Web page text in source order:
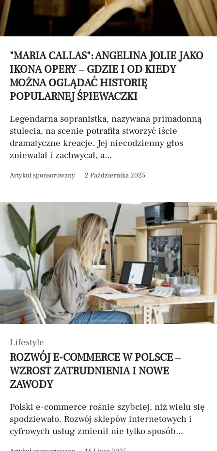
"MARIA CALLAS": ANGELINA JOLIE JAKO
IKONA OPERY – GDZIE I OD KIEDY
MOŻNA OGLĄDAĆ HISTORIĘ
POPULARNEJ ŚPIEWACZKI
Legendarna sopranistka, nazywana primadonną
stulecia, na scenie potrafiła stworzyć iście
dramatyczne kreacje. Jej niecodzienny głos
zniewalał i zachwycał, a...
Artykuł sponsorowany 2 Października 2025
Lifestyle
ROZWÓJ E-COMMERCE W POLSCE –
WZROST ZATRUDNIENIA I NOWE
ZAWODY
Polski e-commerce rośnie szybciej, niż wielu się
spodziewało. Rozwój sklepów internetowych i
cyfrowych usług zmienił nie tylko sposób...